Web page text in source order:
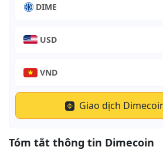
DIME
USD
VND
Giao dịch
Tóm tắt thông tin Dimecoin